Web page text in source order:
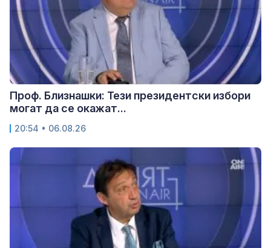
Проф. Близнашки: Тези президентски избори
могат да се окажат...
20:54 • 06.08.26